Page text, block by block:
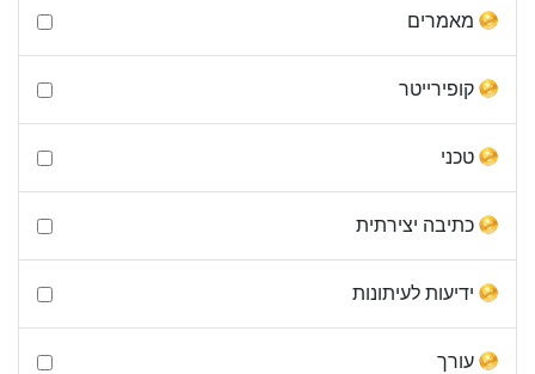
מאמרים
קופירייטר
טכני
כתיבה יצירתית
ידיעות לעיתונות
עורך